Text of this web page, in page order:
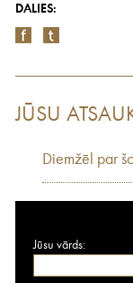
DALIES:
JŪSU
Diemžēl par
Jūsu vārds: